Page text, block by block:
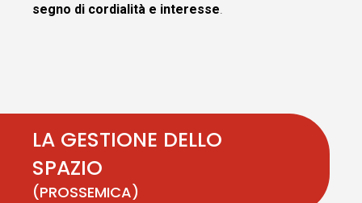
segno di cordialità e interesse
LA GESTIONE DELLO
SPAZIO
(PROSSEMICA)